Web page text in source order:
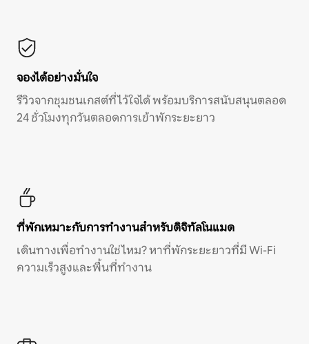
จองได้อย่างมั่นใจ
รีวิวจากชุมชนเกสต์ที่ไว้ใจได้ พร้อมบริการสนับสนุนตลอด
24 ชั่วโมงทุกวันตลอดการเข้าพักระยะยาว
ที่พักเหมาะกับการทำงานสำหรับดิจิทัลโนแมด
เดินทางเพื่อทำงานใช่ไหม? หาที่พักระยะยาวที่มี Wi-Fi
ความเร็วสูงและพื้นที่ทำงาน